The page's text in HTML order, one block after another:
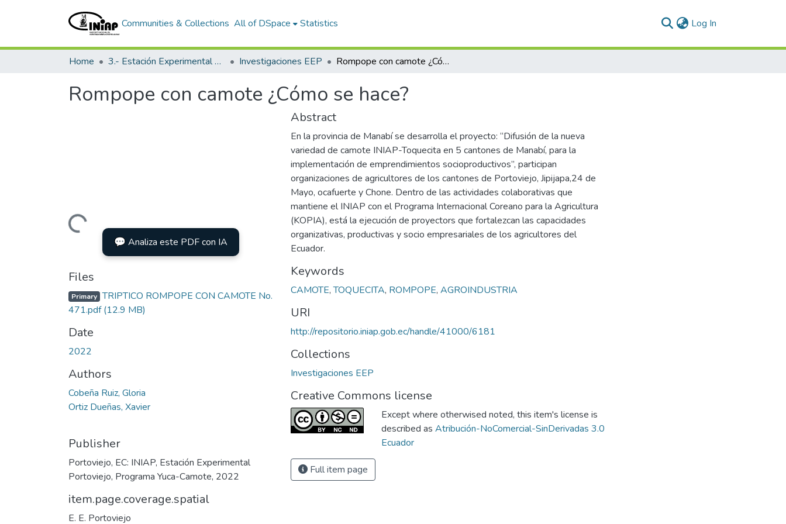
Communities & Collections All of DSpace Statistics Log In
Home 3.- Estación Experimental Portoviejo Investigaciones EEP Rompope con camote ¿Cómo se hace?
Rompope con camote ¿Cómo se hace?
Loading... 💬 Analiza este PDF con IA
Files
Primary TRIPTICO ROMPOPE CON CAMOTE No.
471.pdf(12.9 MB)
Date
2022
Authors
Cobeña Ruiz, Gloria
Ortiz Dueñas, Xavier
Publisher
Portoviejo, EC: INIAP, Estación Experimental
Portoviejo, Programa Yuca-Camote, 2022
item.page.coverage.spatial
E. E. Portoviejo
Abstract
En la provincia de Manabí se desarrolla el proyecto: “Difusión de la nueva
variedad de camote INIAP-Toquecita en 5 cantones de Manabí, para la
implementación de emprendimientos socioproductivos”, participan
organizaciones de agricultores de los cantones de Portoviejo, Jipijapa,24 de
Mayo, ocafuerte y Chone. Dentro de las actividades colaborativas que
mantiene el INIAP con el Programa Internacional Coreano para la Agricultura
(KOPIA), está la ejecución de proyectors que fortalezcan las capacidades
organizativas, productivas y socio empresariales de los agricultores del
Ecuador.
Keywords
CAMOTE,TOQUECITA, ROMPOPE, AGROINDUSTRIA
URI
http://repositorio.iniap.gob.ec/handle/41000/6181
Collections
Investigaciones EEP
Creative Commons license
Except where otherwised noted, this item's license is
described as Atribución-NoComercial-SinDerivadas 3.0
Ecuador
Full item page